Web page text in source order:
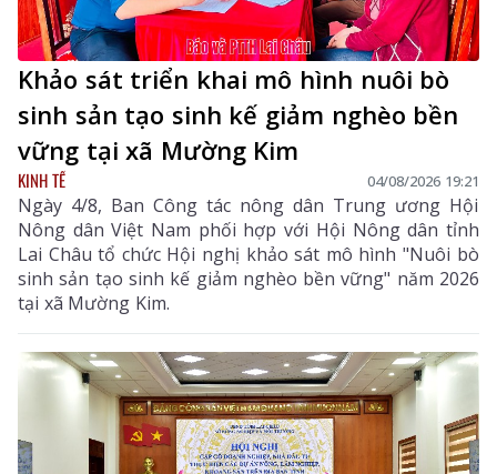
Khảo sát triển khai mô hình nuôi bò
sinh sản tạo sinh kế giảm nghèo bền
vững tại xã Mường Kim
KINH TẾ 04/08/2026 19:21
Ngày 4/8, Ban Công tác nông dân Trung ương Hội
Nông dân Việt Nam phối hợp với Hội Nông dân tỉnh
Lai Châu tổ chức Hội nghị khảo sát mô hình "Nuôi bò
sinh sản tạo sinh kế giảm nghèo bền vững" năm 2026
tại xã Mường Kim.